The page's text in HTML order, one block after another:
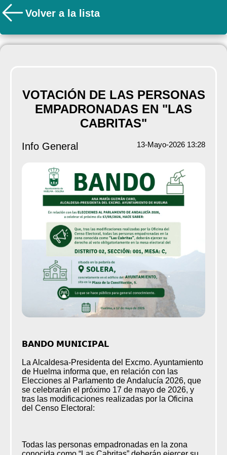
Volver a la lista
VOTACIÓN DE LAS PERSONAS
EMPADRONADAS EN "LAS
CABRITAS"
Info General 13-Mayo-2026 13:28
𝗕𝗔𝗡𝗗𝗢 𝗠𝗨𝗡𝗜𝗖𝗜𝗣𝗔𝗟
La Alcaldesa-Presidenta del Excmo. Ayuntamiento
de Huelma informa que, en relación con las
Elecciones al Parlamento de Andalucía 2026, que
se celebrarán el próximo 17 de mayo de 2026, y
tras las modificaciones realizadas por la Oficina
del Censo Electoral:
Todas las personas empadronadas en la zona